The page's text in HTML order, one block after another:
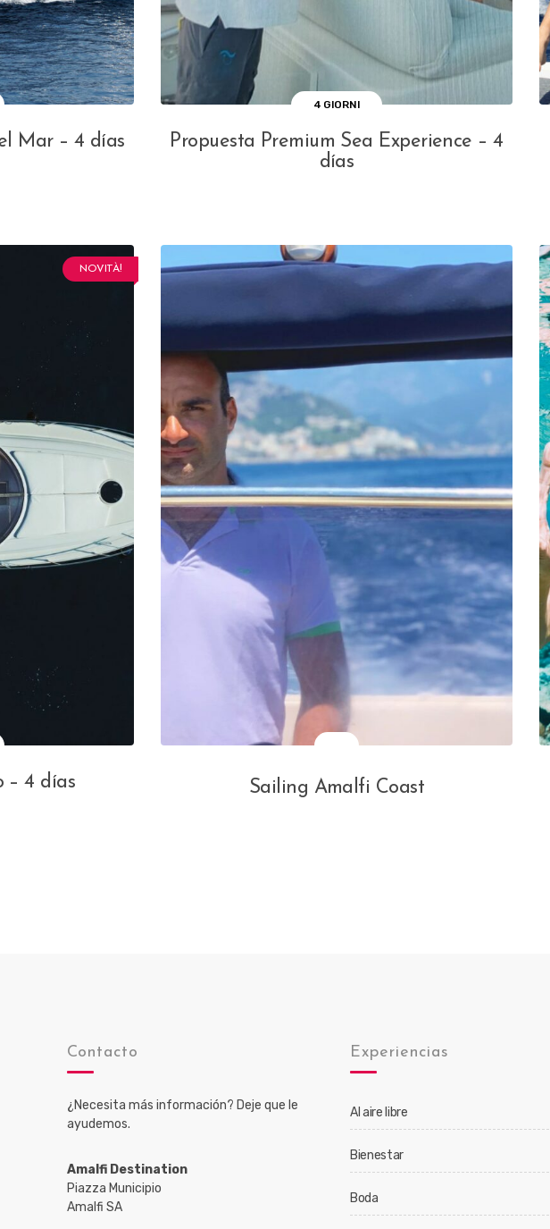
Mar – 4 días
4 GIORNI
Propuesta Premium Sea Experience – 4
días
NOVITÀ!
– 4 días Sailing Amalfi Coast
Contacto
¿Necesita más información? Deje que le
ayudemos.
Amalfi Destination
Piazza Municipio
Amalfi SA
Experiencias
Al aire libre
Bienestar
Boda